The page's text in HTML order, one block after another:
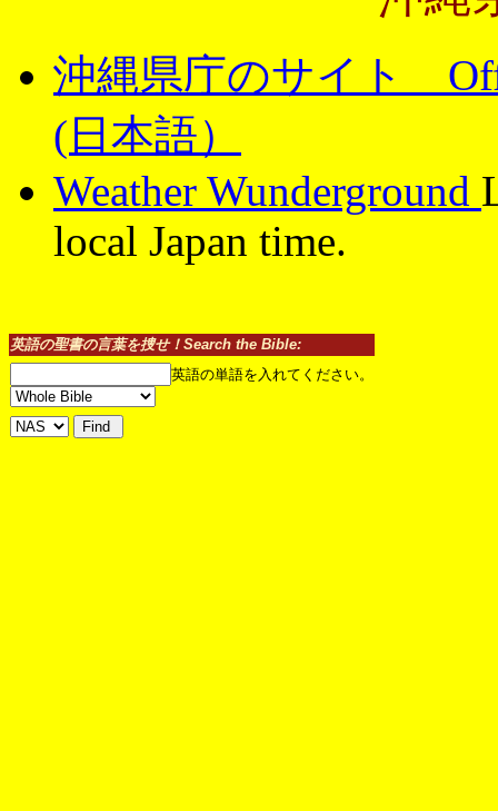
沖縄県庁のサイト
(日本語）
Weather Wunderground
local Japan time.
英語の聖書の言葉を捜せ！Search the Bible:
英語の単語を入れてください。